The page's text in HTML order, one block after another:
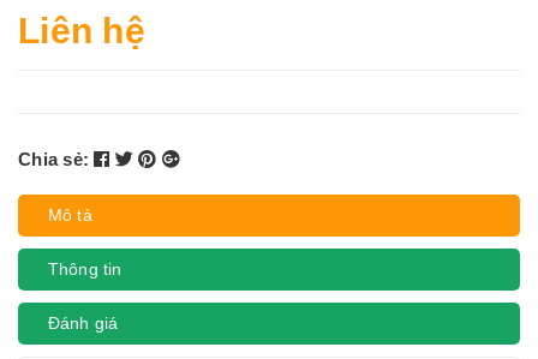
Liên hệ
Chia sẻ:
Mô tả
Thông tin
Đánh giá